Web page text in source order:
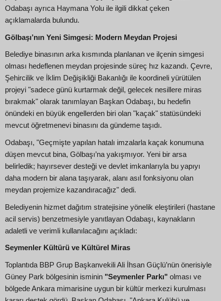
Odabaşı ayrıca Haymana Yolu ile ilgili dikkat çeken
açıklamalarda bulundu.
Gölbaşı’nın Yeni Simgesi: Modern Meydan Projesi
Belediye binasının arka kısmında planlanan ve ilçenin simgesi
olması hedeflenen meydan projesinde süreç hız kazandı. Çevre,
Şehircilik ve İklim Değişikliği Bakanlığı ile koordineli yürütülen
projeyi "sadece günü kurtarmak değil, gelecek nesillere miras
bırakmak" olarak tanımlayan Başkan Odabaşı, bu hedefin
önündeki en büyük engellerden biri olan "kaçak" statüsündeki
mevcut öğretmenevi binasını da gündeme taşıdı.
Odabaşı, "Geçmişte yapılan hatalı imzalarla kaçak konumuna
düşen mevcut bina, Gölbaşı’na yakışmıyor. Yeni bir arsa
belirledik; hayırsever desteği ve devlet imkanlarıyla bu yapıyı
daha modern bir alana taşıyarak, alanı asıl fonksiyonu olan
meydan projemize kazandıracağız" dedi.
Belediyenin hizmet dağıtım stratejisine yönelik eleştirileri (hastane
acil servis) benzetmesiyle yanıtlayan Odabaşı, kaynakların
adaletli ve verimli kullanılacağını açıkladı:
Seymenler Kültürü ve Kültürel Miras
Toplantıda BBP Grup Başkanvekili Ali İhsan Güçlü’nün önerisiyle
Güney Park bölgesinin isminin "Seymenler Parkı" olması ve
bölgede Ankara mimarisine uygun bir kültür merkezi kurulması